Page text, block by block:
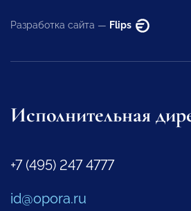
Разработка сайта — Flips
Исполнительная
+7 (495) 247 4777
id@opora.ru